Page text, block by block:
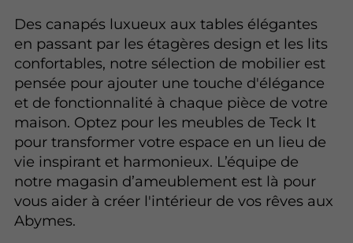
Des canapés luxueux aux tables élégantes
en passant par les étagères design et les lits
confortables, notre sélection de mobilier est
pensée pour ajouter une touche d'élégance
et de fonctionnalité à chaque pièce de votre
maison. Optez pour les meubles de Teck It
pour transformer votre espace en un lieu de
vie inspirant et harmonieux. L’équipe de
notre magasin d’ameublement est là pour
vous aider à créer l'intérieur de vos rêves aux
Abymes.